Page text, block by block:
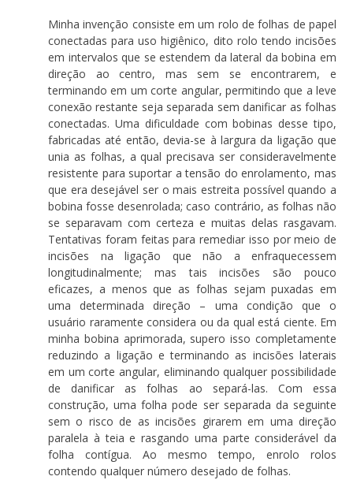
Minha invenção consiste em um rolo de folhas de papel
conectadas para uso higiênico, dito rolo tendo incisões
em intervalos que se estendem da lateral da bobina em
direção ao centro, mas sem se encontrarem, e
terminando em um corte angular, permitindo que a leve
conexão restante seja separada sem danificar as folhas
conectadas. Uma dificuldade com bobinas desse tipo,
fabricadas até então, devia-se à largura da ligação que
unia as folhas, a qual precisava ser consideravelmente
resistente para suportar a tensão do enrolamento, mas
que era desejável ser o mais estreita possível quando a
bobina fosse desenrolada; caso contrário, as folhas não
se separavam com certeza e muitas delas rasgavam.
Tentativas foram feitas para remediar isso por meio de
incisões na ligação que não a enfraquecessem
longitudinalmente; mas tais incisões são pouco
eficazes, a menos que as folhas sejam puxadas em
uma determinada direção – uma condição que o
usuário raramente considera ou da qual está ciente. Em
minha bobina aprimorada, supero isso completamente
reduzindo a ligação e terminando as incisões laterais
em um corte angular, eliminando qualquer possibilidade
de danificar as folhas ao separá-las. Com essa
construção, uma folha pode ser separada da seguinte
sem o risco de as incisões girarem em uma direção
paralela à teia e rasgando uma parte considerável da
folha contígua. Ao mesmo tempo, enrolo rolos
contendo qualquer número desejado de folhas.